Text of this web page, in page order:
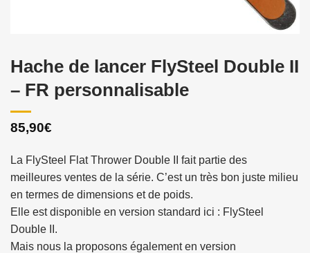
Hache de lancer FlySteel Double II
– FR personnalisable
85,90€
La FlySteel Flat Thrower Double II fait partie des
meilleures ventes de la série. C’est un très bon juste milieu
en termes de dimensions et de poids.
Elle est disponible en version standard ici : FlySteel
Double II.
Mais nous la proposons également en version